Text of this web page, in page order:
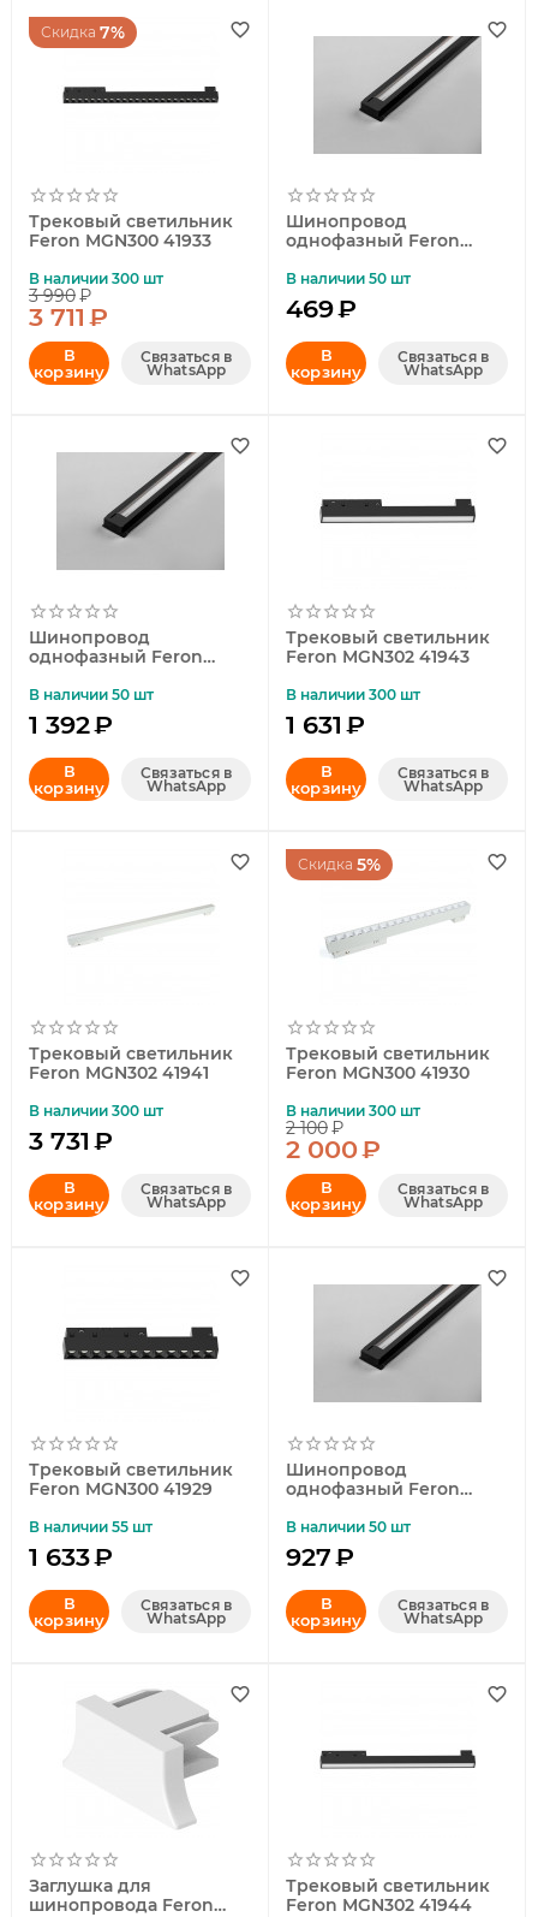
Скидка 7%
Трековый светильник
Feron MGN300 41933
В наличии 300 шт
3 990₽
3 711 ₽
В
корзину
Связаться в
WhatsApp
Шинопровод
однофазный Feron
10340
В наличии 50 шт
469₽
В
корзину
Связаться в
WhatsApp
Шинопровод
однофазный Feron
10342
В наличии 50 шт
1 392₽
В
корзину
Связаться в
WhatsApp
Трековый светильник
Feron MGN302 41943
В наличии 300 шт
1 631 ₽
В
корзину
Связаться в
WhatsApp
Трековый светильник
Feron MGN302 41941
В наличии 300 шт
3 731 ₽
В
корзину
Связаться в
WhatsApp
Скидка 5%
Трековый светильник
Feron MGN300 41930
В наличии 300 шт
2 100₽
2 000₽
В
корзину
Связаться в
WhatsApp
Трековый светильник
Feron MGN300 41929
В наличии 55 шт
1 633₽
В
корзину
Связаться в
WhatsApp
Шинопровод
однофазный Feron
10341
В наличии 50 шт
927₽
В
корзину
Связаться в
WhatsApp
Заглушка для
шинопровода Feron
Трековый светильник
Feron MGN302 41944